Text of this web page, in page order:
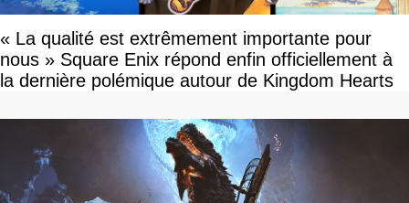
« La qualité est extrêmement importante pour
nous » Square Enix répond enfin officiellement à
la dernière polémique autour de Kingdom Hearts